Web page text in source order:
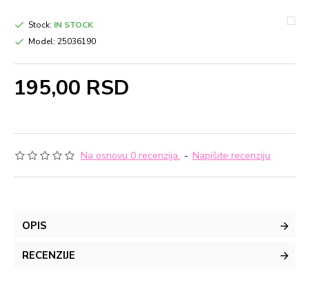
Na osnovu 0 recenzija. - Napišite recenziju
195,00 RSD
Stock: IN STOCK
Model: 25036190
OPIS
RECENZIJE